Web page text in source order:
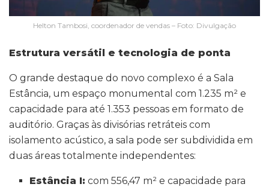
Helton Tambosi, coordenador de vendas – Foto: Divulgação
Estrutura versátil e tecnologia de ponta
O grande destaque do novo complexo é a Sala
Estância, um espaço monumental com 1.235 m² e
capacidade para até 1.353 pessoas em formato de
auditório. Graças às divisórias retráteis com
isolamento acústico, a sala pode ser subdividida em
duas áreas totalmente independentes:
Estância I: com 556,47 m² e capacidade para